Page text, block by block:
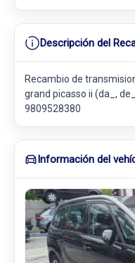
Descripción del
Recambio de
grand picasso ii (da_,
9809528380
Información del